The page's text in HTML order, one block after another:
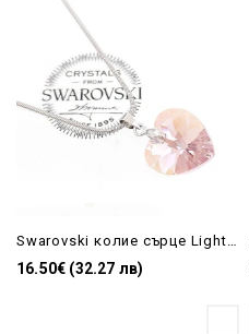
16.50€ (32.27 лв)